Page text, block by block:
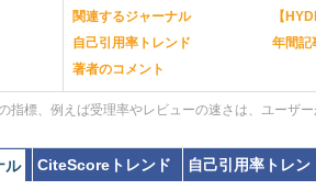
関連するジャーナル
【
自己引用率トレンド
年間記
著者のコメント
指標、例えば受理率やレビューの速さは、ユーザ
ル CiteScoreトレンド 自己引用率トレン